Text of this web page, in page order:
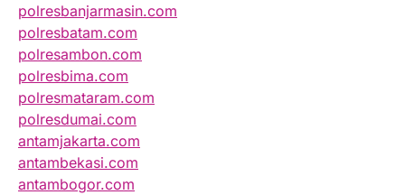
polresbanjarmasin.com
polresbatam.com
polresambon.com
polresbima.com
polresmataram.com
polresdumai.com
antamjakarta.com
antambekasi.com
antambogor.com